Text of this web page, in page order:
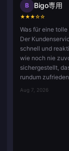
B Bigo専用
★★★☆☆
Was für eine tolle
Der
schnell und
wie noch nie
sichergestellt,
rundum
Aug 7, 2026